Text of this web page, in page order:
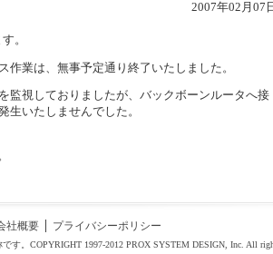
2007年02月07
。
業は、無事予定通り終了いたしました。
監視しておりましたが、バックボーンルータへ接
生いたしませんでした。
社概要 プライバシーポリシー
す。COPYRIGHT 1997-2012 PROX SYSTEM DESIGN, Inc. All